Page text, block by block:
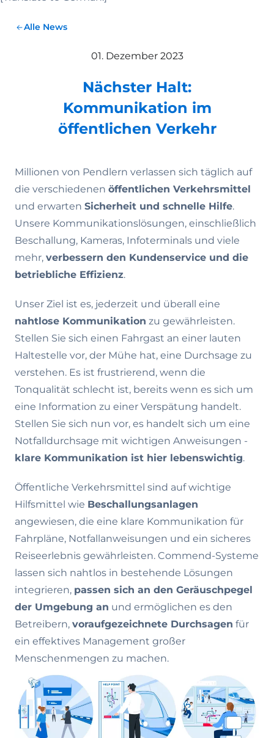
Alle News
01. Dezember 2023
Nächster Halt:
Kommunikation im
öffentlichen Verkehr
Millionen von Pendlern verlassen sich täglich auf
die verschiedenen öffentlichen Verkehrsmittel
und erwarten Sicherheit und schnelle Hilfe.
Unsere Kommunikationslösungen, einschließlich
Beschallung, Kameras, Infoterminals und viele
mehr, verbessern den Kundenservice und die
betriebliche Effizienz.
Unser Ziel ist es, jederzeit und überall eine
nahtlose Kommunikation zu gewährleisten.
Stellen Sie sich einen Fahrgast an einer lauten
Haltestelle vor, der Mühe hat, eine Durchsage zu
verstehen. Es ist frustrierend, wenn die
Tonqualität schlecht ist, bereits wenn es sich um
eine Information zu einer Verspätung handelt.
Stellen Sie sich nun vor, es handelt sich um eine
Notfalldurchsage mit wichtigen Anweisungen -
klare Kommunikation ist hier lebenswichtig.
Öffentliche Verkehrsmittel sind auf wichtige
Hilfsmittel wie Beschallungsanlagen
angewiesen, die eine klare Kommunikation für
Fahrpläne, Notfallanweisungen und ein sicheres
Reiseerlebnis gewährleisten. Commend-Systeme
lassen sich nahtlos in bestehende Lösungen
integrieren, passen sich an den Geräuschpegel
der Umgebung an und ermöglichen es den
Betreibern, voraufgezeichnete Durchsagen für
ein effektives Management großer
Menschenmengen zu machen.